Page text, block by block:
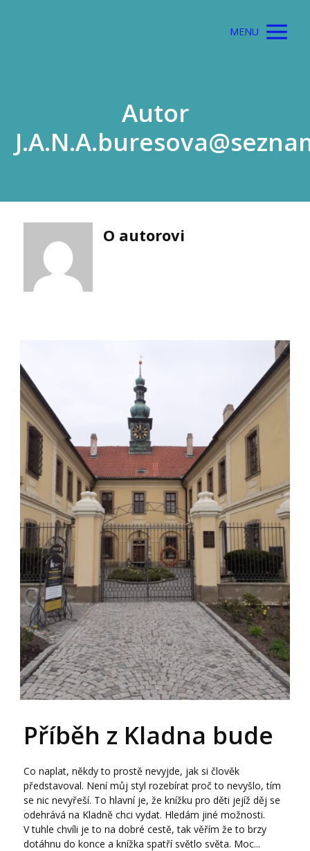
MENU
Autor
O autorovi
Příběh z Kladna bude
Co naplat, někdy to prostě nevyjde, jak si člověk
představoval. Není můj styl rozebírat proč to nevyšlo, tím
se nic nevyřeší. To hlavní je, že knížku pro děti jejíž děj se
odehrává na Kladně chci vydat. Hledám jiné možnosti.
V tuhle chvíli je to na dobré cestě, tak věřím že to brzy
dotáhnu do konce a knížka spatří světlo světa. Moc...